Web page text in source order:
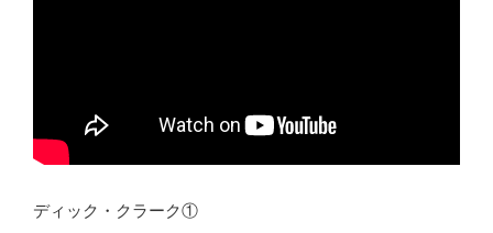
ディック・クラーク①